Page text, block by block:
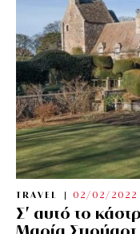
TRAVEL 02/02/2022
Σ’ αυτό το